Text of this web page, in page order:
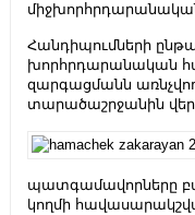
Հանդիպումների
խորհրդարանական
զարգացմանն
տարածաշրջանին
պատգամավորները
կողմի